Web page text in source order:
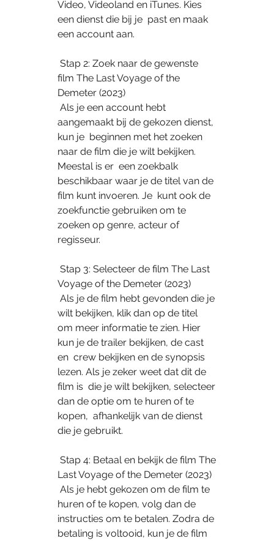
Video, Videoland en iTunes. Kies
een dienst die bij je  past en maak
een account aan.
film The Last Voyage of the
Demeter (2023)
aangemaakt bij de gekozen dienst,
kun je  beginnen met het zoeken
naar de film die je wilt bekijken.
Meestal is er  een zoekbalk
beschikbaar waar je de titel van de
film kunt invoeren. Je  kunt ook de
zoekfunctie gebruiken om te
zoeken op genre, acteur of
regisseur.
Voyage of the Demeter (2023)
wilt bekijken, klik dan op de titel
om meer informatie te zien. Hier
kun je de trailer bekijken, de cast
en  crew bekijken en de synopsis
lezen. Als je zeker weet dat dit de
film is  die je wilt bekijken, selecteer
dan de optie om te huren of te
kopen,  afhankelijk van de dienst
die je gebruikt.
Last Voyage of the Demeter (2023)
huren of te kopen, volg dan de
instructies om te betalen. Zodra de
betaling is voltooid, kun je de film